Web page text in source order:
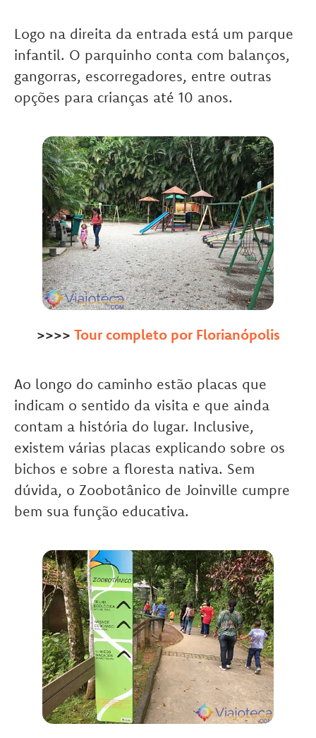
Logo na direita da entrada está um parque
infantil. O parquinho conta com balanços,
gangorras, escorregadores, entre outras
opções para crianças até 10 anos.
>>>> Tour completo por Florianópolis
Ao longo do caminho estão placas que
indicam o sentido da visita e que ainda
contam a história do lugar. Inclusive,
existem várias placas explicando sobre os
bichos e sobre a floresta nativa. Sem
dúvida, o Zoobotânico de Joinville cumpre
bem sua função educativa.